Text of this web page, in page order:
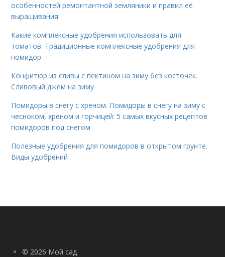
особенностей ремонтантной земляники и правил её
выращивания
Какие комплексные удобрения использовать для
томатов. Традиционные комплексные удобрения для
помидор
Конфитюр из сливы с пектином на зиму без косточек.
Сливовый джем на зиму
Помидоры в снегу с хреном. Помидоры в снегу на зиму с
чесноком, хреном и горчицей: 5 самых вкусных рецептов
помидоров под снегом
Полезные удобрения для помидоров в открытом грунте.
Виды удобрений
© 2026 Мой сад